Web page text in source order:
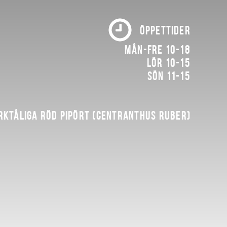
ÖPPETTIDER
Mån-fre 10-18
Lör 10-15
Sön 11-15
röd pipört (Centranthus ruber)